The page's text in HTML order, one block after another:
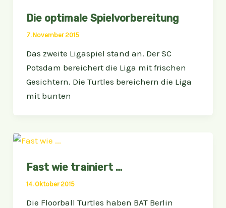
Die optimale Spielvorbereitung
7. November 2015
Das zweite Ligaspiel stand an. Der SC
Potsdam bereichert die Liga mit frischen
Gesichtern. Die Turtles bereichern die Liga
mit bunten
Fast wie trainiert …
14. Oktober 2015
Die Floorball Turtles haben BAT Berlin